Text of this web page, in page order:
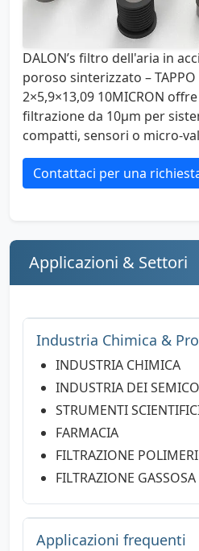
DALON’s filtro dell'aria in
poroso sinterizzato – TAPPO
2×5,9×13,09 10MICRON
filtrazione da 10µm per
compatti, sensori o micro-
Contattaci per una
Applicazioni & Settori
Industria Chimica &
INDUSTRIA CHIMICA
INDUSTRIA DEI
STRUMENTI
FARMACIA
FILTRAZIONE
FILTRAZIONE
Applicazioni frequenti